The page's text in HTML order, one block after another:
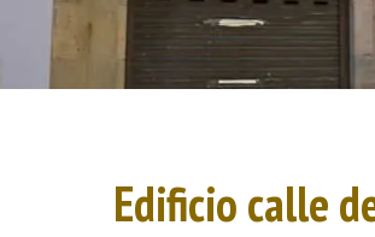
Edificio calle